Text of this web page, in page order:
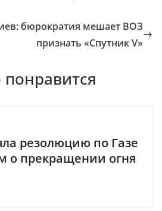
бюрократия мешает ВОЗ
признать «Спутник V»
резолюцию по Газе
о прекращении огня